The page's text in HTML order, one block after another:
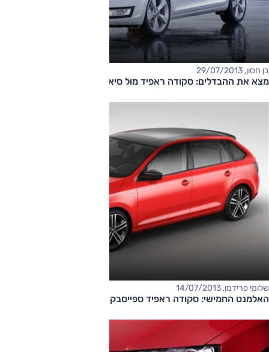
בן חסון, 29/07/2013
מצא את ההבדלים: סקודה ראפיד מול סיאט טולדו
שלומי פרידמן, 14/07/2013
האלמנט החמישי: סקודה ראפיד ספייסבק